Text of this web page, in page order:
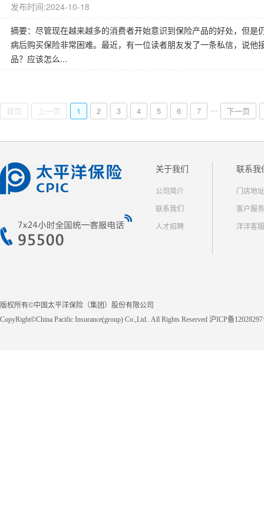
发布时间:2024-10-18
摘要：尽管现在越来越多的消费者开始意识到保险产品的好处，但
病后购买保险非常困难。最近，有一位读者朋友发了一条私信，说
品？应该怎么...
首页 上一页 1 2 3 4 5 6 7 ... 下一页
关于我们
公司简介
联系我们
人才招聘
联系我
门店地址
客户服务
洋洋客服
版权所有©中国太平洋保险（集团）股份有限公司
CopyRight©China Pacific Insurance(group) Co.,Ltd.. All Rights Reserved 沪ICP备